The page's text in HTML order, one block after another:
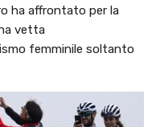
ha affrontato per la
vetta
femminile soltanto